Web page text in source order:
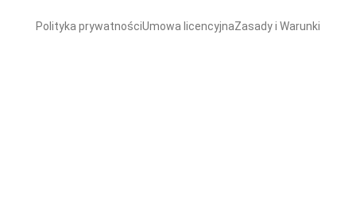
Polityka prywatnościUmowa licencyjnaZasady i Warunki